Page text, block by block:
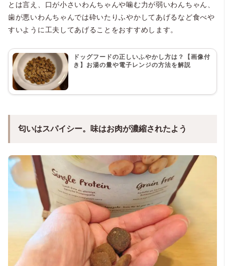
とは言え、口が小さいわんちゃんや噛む力が弱いわんちゃん、
歯が悪いわんちゃんでは砕いたりふやかしてあげるなど食べや
すいように工夫してあげることをおすすめします。
ドッグフードの正しいふやかし方は？【画像付
き】お湯の量や電子レンジの方法を解説
匂いはスパイシー。味はお肉が濃縮されたよう